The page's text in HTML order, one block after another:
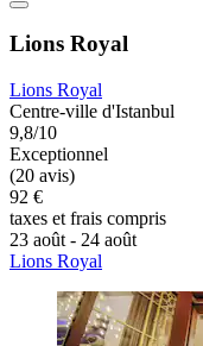
Lions Royal
Lions Royal
Centre-ville d'Istanbul
9,8/10
Exceptionnel
(20 avis)
92 €
taxes et frais compris
23 août - 24 août
Lions Royal